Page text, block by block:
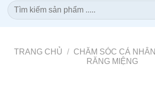
Tìm
kiếm:
TRANG CHỦ / CHĂM SÓC CÁ NHÂN
RĂNG MIỆNG